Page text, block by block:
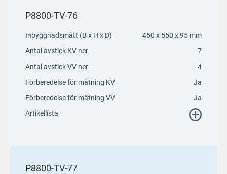
P8800-TV-76
Inbyggnadsmått (B x H x D)
450 x 550 x 95 mm
Antal avstick KV ner
7
Antal avstick VV ner
4
Förberedelse för mätning KV
Ja
Förberedelse för mätning VV
Ja
Artikellista
P8800-TV-77